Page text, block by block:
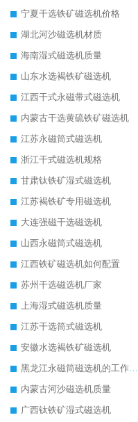
宁夏干选铁矿磁选机价格
湖北河沙磁选机材质
海南湿式磁选机质量
山东水选褐铁矿磁选机
江西干式永磁带式磁选机
内蒙古干选黄硫铁矿磁选机
江苏永磁筒式磁选机
浙江干式磁选机规格
甘肃钛铁矿湿式磁选机
江苏褐铁矿专用磁选机
大连强磁干选磁选机
山西永磁筒式磁选机
江西铁矿磁选机如何配置
苏州干选磁选机厂家
上海湿式磁选机质量
江苏干选筒式磁选机
安徽水选褐铁矿磁选机
黑龙江永磁筒磁选机的工作原理
内蒙古河沙磁选机质量
广西钛铁矿湿式磁选机